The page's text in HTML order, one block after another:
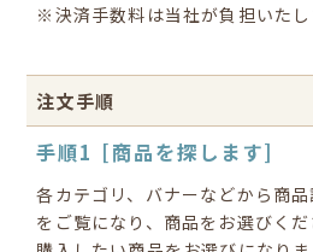
※決済手数料は当社が負担いたし
注文手順
手順1 [商品を探します]
各カテゴリ、バナーなどから商
をご覧になり、商品をお選びくだ